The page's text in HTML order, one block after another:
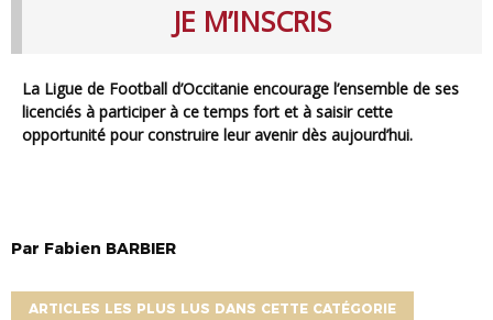
JE M’INSCRIS
La Ligue de Football d’Occitanie encourage l’ensemble de ses
licenciés à participer à ce temps fort et à saisir cette
opportunité pour construire leur avenir dès aujourd’hui.
Par Fabien BARBIER
ARTICLES LES PLUS LUS DANS CETTE CATÉGORIE